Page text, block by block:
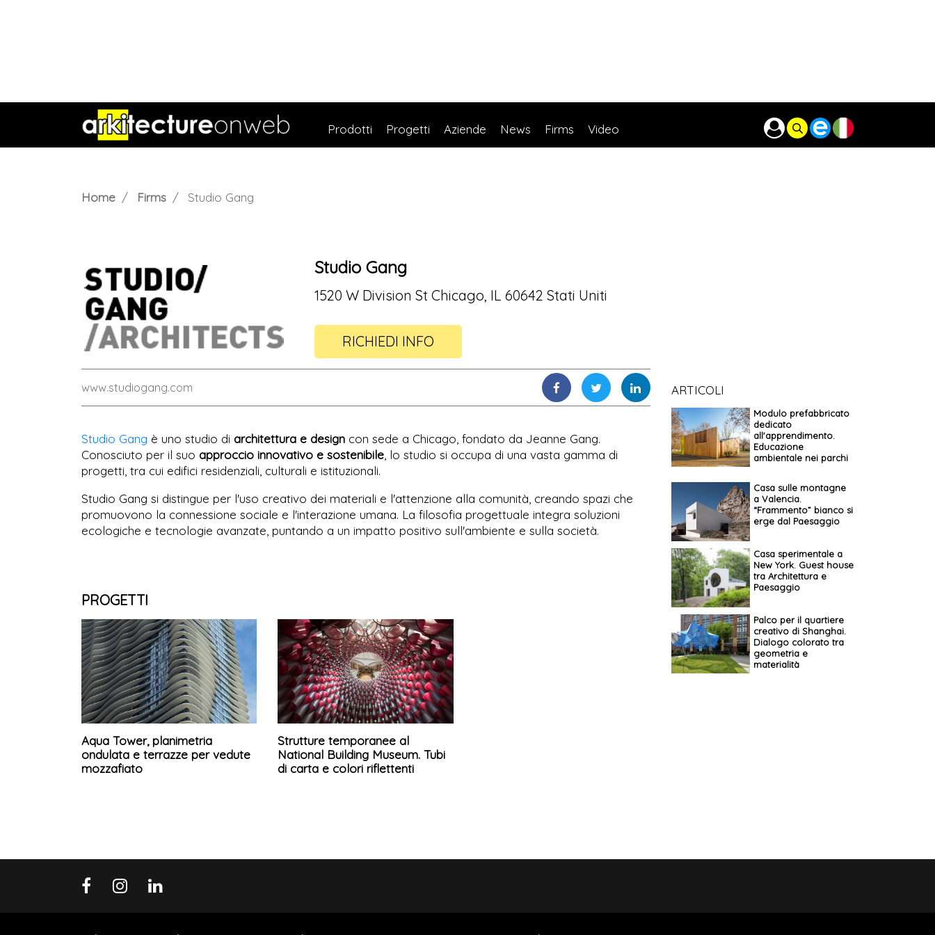
Prodotti Progetti Aziende News Firms Video
Home Firms Studio Gang
Studio Gang
1520 W Division St Chicago, IL 60642 Stati Uniti
RICHIEDI INFO
www.studiogang.com
Studio Gang è uno studio di architettura e design con sede a Chicago, fondato da Jeanne Gang.
Conosciuto per il suo approccio innovativo e sostenibile , lo studio si occupa di una vasta gamma di
progetti, tra cui edifici residenziali, culturali e istituzionali.
Studio Gang si distingue per l'uso creativo dei materiali e l'attenzione alla comunità, creando spazi che
promuovono la connessione sociale e l'interazione umana. La filosofia progettuale integra soluzioni
ecologiche e tecnologie avanzate, puntando a un impatto positivo sull'ambiente e sulla società.
PROGETTI
Aqua Tower, planimetria
ondulata e terrazze per vedute
mozzafiato
Strutture temporanee al
National Building Museum. Tubi
di carta e colori riflettenti
ARTICOLI
Modulo prefabbricato
dedicato
all'apprendimento.
Educazione
ambientale nei parchi
Casa sulle montagne
a Valencia.
“Frammento” bianco si
erge dal Paesaggio
Casa sperimentale a
New York. Guest house
tra Architettura e
Paesaggio
Palco per il quartiere
creativo di Shanghai.
Dialogo colorato tra
geometria e
materialità